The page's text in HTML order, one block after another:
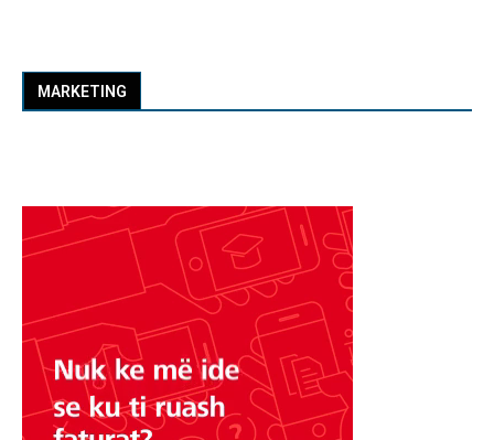
MARKETING